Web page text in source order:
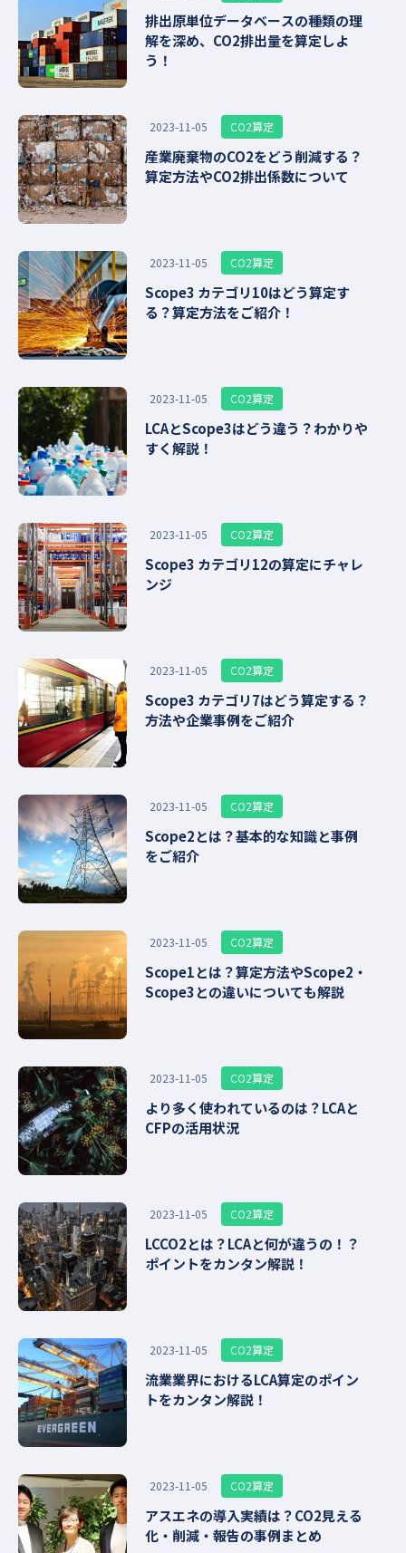
排出原単位データベースの種類の理
解を深め、CO2排出量を算定しよ
う！
2023-11-05 CO2算定
産業廃棄物のCO2をどう削減する？
算定方法やCO2排出係数について
2023-11-05 CO2算定
Scope3 カテゴリ10はどう算定す
る？算定方法をご紹介！
2023-11-05 CO2算定
LCAとScope3はどう違う？わかりや
すく解説！
2023-11-05 CO2算定
Scope3 カテゴリ12の算定にチャレ
ンジ
2023-11-05 CO2算定
Scope3 カテゴリ7はどう算定する？
方法や企業事例をご紹介
2023-11-05 CO2算定
Scope2とは？基本的な知識と事例
をご紹介
2023-11-05 CO2算定
Scope1とは？算定方法やScope2・
Scope3との違いについても解説
2023-11-05 CO2算定
より多く使われているのは？LCAと
CFPの活用状況
2023-11-05 CO2算定
LCCO2とは？LCAと何が違うの！？
ポイントをカンタン解説！
2023-11-05 CO2算定
流業業界におけるLCA算定のポイン
トをカンタン解説！
2023-11-05 CO2算定
アスエネの導入実績は？CO2見える
化・削減・報告の事例まとめ